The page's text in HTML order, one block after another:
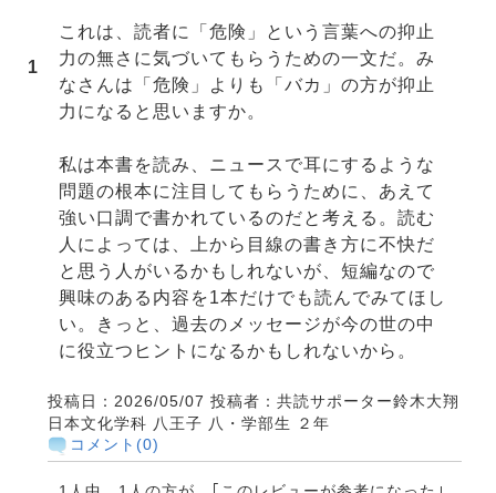
1
これは、読者に「危険」という言葉への抑止
力の無さに気づいてもらうための一文だ。み
なさんは「危険」よりも「バカ」の方が抑止
力になると思いますか。
私は本書を読み、ニュースで耳にするような
問題の根本に注目してもらうために、あえて
強い口調で書かれているのだと考える。読む
人によっては、上から目線の書き方に不快だ
と思う人がいるかもしれないが、短編なので
興味のある内容を1本だけでも読んでみてほし
い。きっと、過去のメッセージが今の世の中
に役立つヒントになるかもしれないから。
投稿日：2026/05/07 投稿者：共読サポーター鈴木大翔
日本文化学科 八王子 八・学部生
２年
コメント(0)